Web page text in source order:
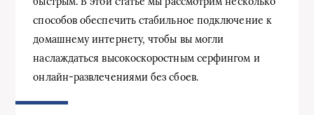
способов обеспечить стабильное подключение к
домашнему интернету, чтобы вы могли
наслаждаться высокоскоростным серфингом и
онлайн-развлечениями без сбоев.